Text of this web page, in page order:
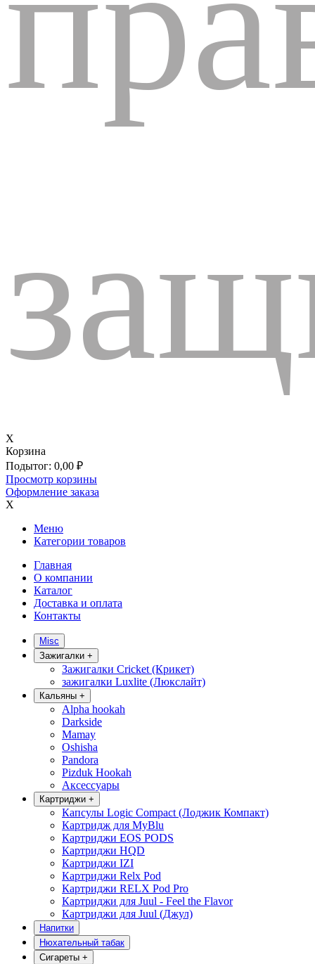
X
Корзина
Подытог: 0,00 ₽
Просмотр корзины
Оформление заказа
X
Меню
Категории товаров
Главная
О компании
Каталог
Доставка и оплата
Контакты
Misc
Зажигалки +
Зажигалки Cricket (Крикет)
зажигалки Luxlite (Люкслайт)
Кальяны +
Alpha hookah
Darkside
Mamay
Oshisha
Pandora
Pizduk Hookah
Аксессуары
Картриджи +
Капсулы Logic Compact (Лоджик Компакт)
Картридж для MyBlu
Картриджи EOS PODS
Картриджи HQD
Картриджи IZI
Картриджи Relx Pod
Картриджи RELX Pod Pro
Картриджи для Juul - Feel the Flavor
Картриджи для Juul (Джул)
Напитки
Нюхательный табак
Сигареты +